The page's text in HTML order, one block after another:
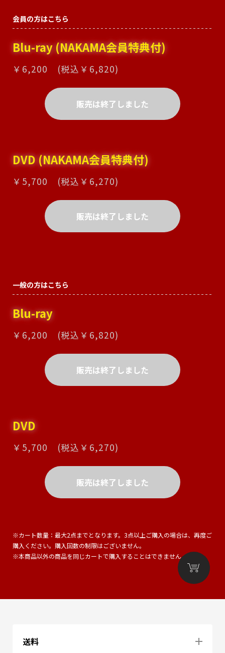
会員の方はこちら
Blu-ray (NAKAMA会員特典付)
￥6,200 (税込￥6,820)
販売は終了しました
DVD (NAKAMA会員特典付)
￥5,700 (税込￥6,270)
販売は終了しました
一般の方はこちら
Blu-ray
￥6,200 (税込￥6,820)
販売は終了しました
DVD
￥5,700 (税込￥6,270)
販売は終了しました
※カート数量：最大2点までとなります。3点以上ご購入の場合は、再度ご
購入ください。購入回数の制限はございません。
※本商品以外の商品を同じカートで購入することはできません。
送料